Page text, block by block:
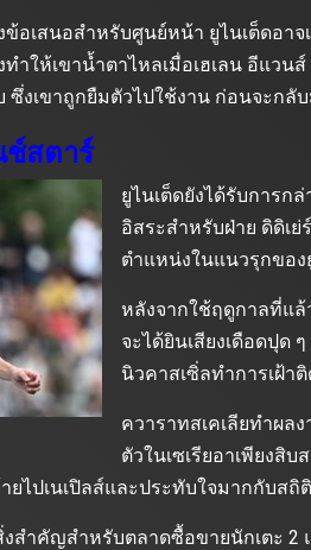
เสนอสำหรับศูนย์หน้า ยูไนเต็ดอาจ
ำให้เขาน้ำตาไหลเมื่อเฮเลน อีแ
ซึ่งเขาถูกยืมตัวไปใช้งาน ก่อนจะกลั
ช์สตาร์
ยูไนเต็ดยังได้รับการก
อิสระสำหรับฝ่าย ดิดิเ
ตำแหน่งในแนวรุกขอ
หลังจากใช้ฤดูกาลที่แ
จะได้ยินเสียงเดือดปุด
นิวคาสเซิ่ลทำการเฝ้า
ควาราทสเคเลียทำผล
ตัวในเซเรียอาเพียงสิ
ายไปเนเปิลส์และประทับใจมากกับ
งสำคัญสำหรับตลาดซื้อขายนักเตะ